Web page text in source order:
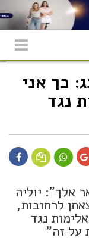
כך אני
נגד
אלך": יוליה
לרחובות,
נגד
על זה"